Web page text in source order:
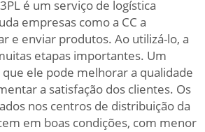
é um serviço de logística
empresas como a CC a
e enviar produtos. Ao utilizá-lo, a
etapas importantes. Um
ele pode melhorar a qualidade
a satisfação dos clientes. Os
nos centros de distribuição da
em boas condições, com menor